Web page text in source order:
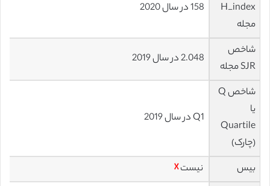
H_index
مجله
158 در سال 2020
شاخص
SJR مجله
2.048 در سال 2019
شاخص Q
یا
Quartile
(چارک)
Q1 در سال 2019
بیس نیست☓